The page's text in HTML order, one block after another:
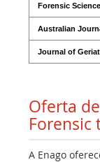
Forensic
Australian
Journal of
Oferta
Forensic
A Enago